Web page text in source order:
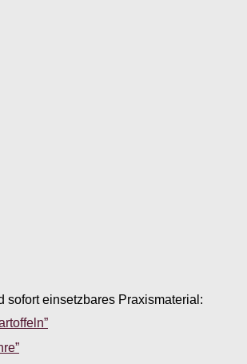
sofort einsetzbares Praxismaterial: